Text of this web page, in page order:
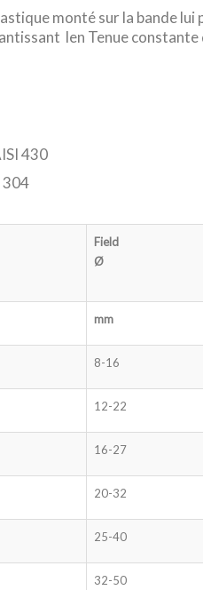
monté sur la bande lui
len Tenue constante
430
304
Field
Ø
mm
8-16
12-22
16-27
20-32
25-40
32-50